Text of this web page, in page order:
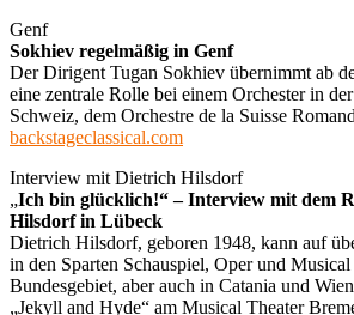
Genf
Sokhiev regelmäßig in Genf
Der Dirigent Tugan Sokhiev übernimmt ab
eine zentrale Rolle bei einem Orchester in
Schweiz, dem Orchestre de la Suisse
backstageclassical.com
Interview mit Dietrich Hilsdorf
„Ich bin glücklich!“ – Interview mit dem
Hilsdorf in Lübeck
Dietrich Hilsdorf, geboren 1948, kann auf
in den Sparten Schauspiel, Oper und
Bundesgebiet, aber auch in Catania und
„Jekyll and Hyde“ am Musical Theater